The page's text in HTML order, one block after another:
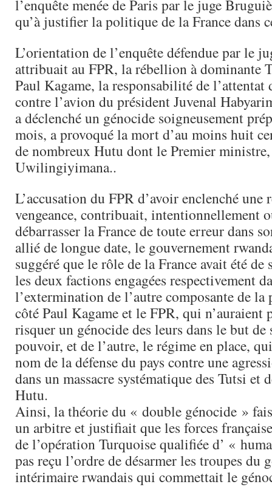
l’enquête menée de Paris par le juge
qu’à justifier la politique de la France dans
L’orientation de l’enquête défendue par le
attribuait au FPR, la rébellion à dominante
Paul Kagame, la responsabilité de
contre l’avion du président Juvenal
a déclenché un génocide soigneusement
mois, a provoqué la mort d’au moins huit
de nombreux Hutu dont le Premier
Uwilingiyimana..
L’accusation du FPR d’avoir enclenché une
vengeance, contribuait, intentionnellement
débarrasser la France de toute erreur dans
allié de longue date, le gouvernement
suggéré que le rôle de la France avait été de
les deux factions engagées respectivement
l’extermination de l’autre composante de
côté Paul Kagame et le FPR, qui n’auraient
risquer un génocide des leurs dans le but de
pouvoir, et de l’autre, le régime en place,
nom de la défense du pays contre une
dans un massacre systématique des Tutsi et
Hutu.
Ainsi, la théorie du « double génocide »
un arbitre et justifiait que les forces
de l’opération Turquoise qualifiée d’ «
pas reçu l’ordre de désarmer les troupes du
intérimaire rwandais qui commettait le